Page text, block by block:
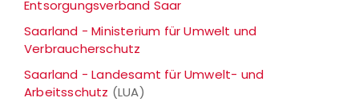
Entsorgungsverband Saar
Saarland - Ministerium für Umwelt und
Verbraucherschutz
Saarland - Landesamt für Umwelt- und
Arbeitsschutz (LUA)